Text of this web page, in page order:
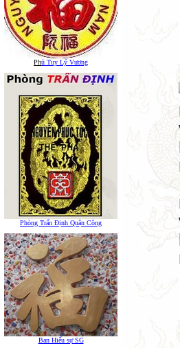
Phủ Tuy Lý Vương
Phòng Trấn Định Quận Công
Ban Hiếu sự SG